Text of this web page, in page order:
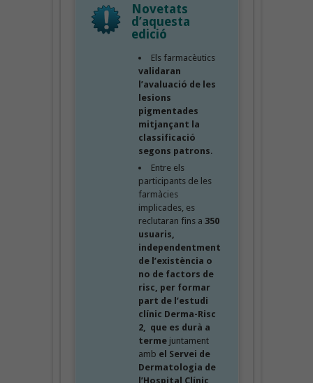
Novetats
d’aquesta
edició
Els farmacèutics
validaran
l’avaluació de les
lesions
pigmentades
mitjançant la
classificació
segons patrons.
Entre els
participants de les
farmàcies
implicades, es
reclutaran fins a 350
usuaris,
independentment
de l’existència o
no de factors de
risc, per formar
part de l’estudi
clínic Derma-Risc
2, que es durà a
termejuntament
amb el Servei de
Dermatologia de
l’Hospital Clínic